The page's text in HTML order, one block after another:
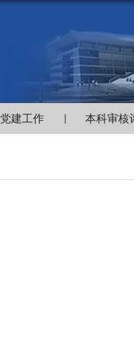
党建工作 本科审核